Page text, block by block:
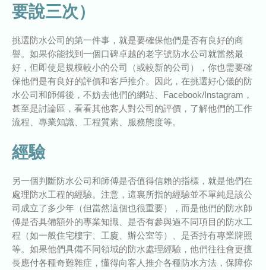
要說三次）
挑選防水公司的第一件事，就是要確保他們是否有良好的商
譽。如果你能找到一個口碑卓越的老字號防水公司就當然最
好，但即使是規模較小的公司（或較新的公司），你也需要確
保他們是有良好的評價和客戶推介。因此，在挑選好心儀的防
水公司和師傅後，不妨去他們的網站、Facebook/Instagram，
甚至是討論區，看看其他客人對公司的評價，了解他們的工作
流程、專業知識、工程質素、服務態度等。
經驗
另一個判斷防水公司和師傅是否值得信賴的指標，就是他們在
處理防水工程的經驗。注意，這裏所指的經驗並不單純是該公
司成立了多少年（但當然這個也很重要），而是他們的防水師
傅是否具備額外的專業知識、是否有參與過不同項目的防水工
程（如一般住宅樓宇、工廈、辦公室等）、是否持有專業牌照
等。如果他們具備不同領域的防水處理經驗，他們往往會更擅
長應付各種奇難雜症，懂得向客人推介各種防水方法，保障你